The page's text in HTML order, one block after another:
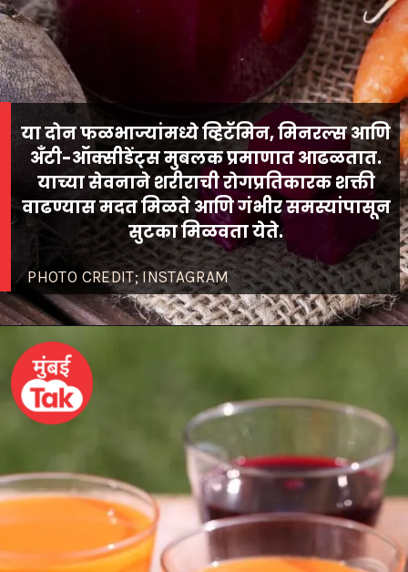
PHOTO CREDIT; INSTAGRAM
या दोन फळभाज्यांमध्ये व्हिटॅमिन, मिनरल्स आणि
अँटी-ऑक्सीडेंट्स मुबलक प्रमाणात आढळतात.
याच्या सेवनाने शरीराची रोगप्रतिकारक शक्ती
वाढण्यास मदत मिळते आणि गंभीर समस्यांपासून
सुटका मिळवता येते.